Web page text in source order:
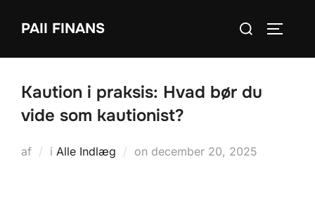
PAII FINANS
Søg
Kaution i praksis: Hvad bør du
vide som kautionist?
af i Alle Indlæg on Udgivet
december 20, 2025